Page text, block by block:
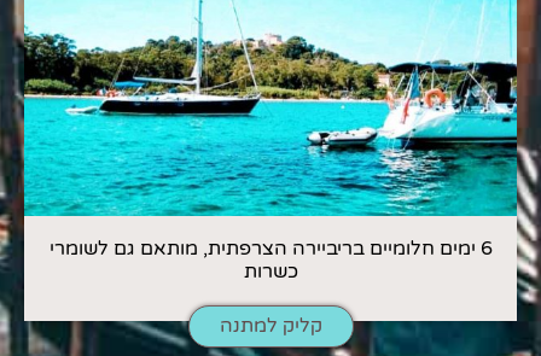
6 ימים חלומיים בריביירה הצרפתית, מותאם גם לשומרי
כשרות
קליק למתנה